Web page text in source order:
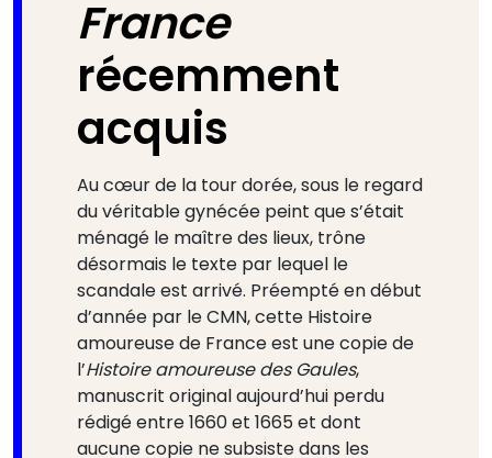
France
récemment
acquis
Au cœur de la tour dorée, sous le regard
du véritable gynécée peint que s’était
ménagé le maître des lieux, trône
désormais le texte par lequel le
scandale est arrivé. Préempté en début
d’année par le CMN, cette Histoire
amoureuse de France est une copie de
l’Histoire amoureuse des Gaules,
manuscrit original aujourd’hui perdu
rédigé entre 1660 et 1665 et dont
aucune copie ne subsiste dans les